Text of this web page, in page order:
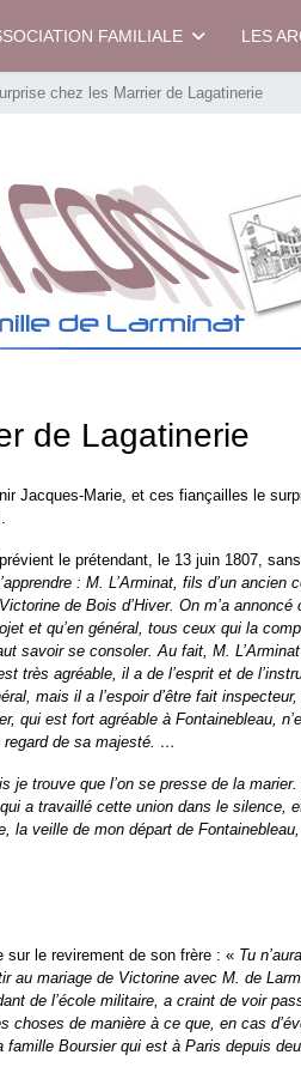
FAMILIALE LES
chez les Marrier de Lagatinerie
de Lagatinerie
Jacques-Marie, et ces fiançailles le
le prétendant, le 13 juin 1807,
: M. L’Arminat, fils d’un ancien
de Bois d’Hiver. On m’a
et qu’en général, tous ceux qui la
savoir se consoler. Au fait, M.
très agréable, il a de l’esprit et de
mais il a l’espoir d’être fait
qui est fort agréable à Fontainebleau,
regard de sa majesté. …
trouve que l’on se presse de la
a travaillé cette union dans le
la veille de mon départ de
sur le revirement de son frère : « Tu
au mariage de Victorine avec M. de
de l’école militaire, a craint de voir
de manière à ce que, en cas
famille Boursier qui est à Paris depuis